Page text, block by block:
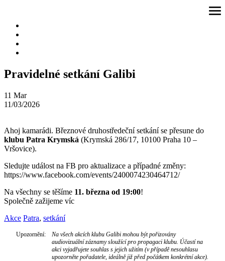
obsah
Pravidelné setkání Galibi
11 Mar
11/03/2026
Ahoj kamarádi. Březnové druhostředeční setkání se přesune do
klubu Patra Krymská (Krymská 286/17, 10100 Praha 10 –
Vršovice).
Sledujte událost na FB pro aktualizace a případné změny:
https://www.facebook.com/events/2400074230464712/
Na všechny se těšíme 11. března od 19:00!
Společně zažijeme víc
Akce Patra, setkání
Upozornění:
Na všech akcích klubu Galibi mohou být pořizovány
audiovizuální záznamy sloužící pro propagaci klubu. Účastí na
akci vyjadřujete souhlas s jejich užitím (v případě nesouhlasu
upozorněte pořadatele, ideálně již před počátkem konkrétní akce).